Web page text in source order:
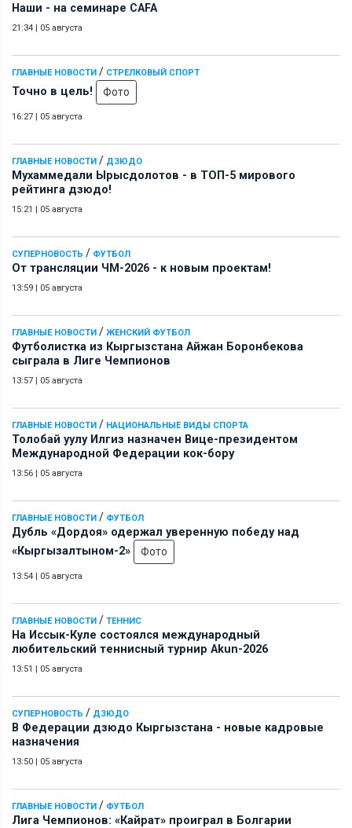
Наши - на семинаре СAFA
21:34 | 05 августа
ГЛАВНЫЕ НОВОСТИ / СТРЕЛКОВЫЙ СПОРТ
Точно в цель! Фото
16:27 | 05 августа
ГЛАВНЫЕ НОВОСТИ / ДЗЮДО
Мухаммедали Ырысдолотов - в ТОП-5 мирового
рейтинга дзюдо!
15:21 | 05 августа
СУПЕРНОВОСТЬ / ФУТБОЛ
От трансляции ЧМ-2026 - к новым проектам!
13:59 | 05 августа
ГЛАВНЫЕ НОВОСТИ / ЖЕНСКИЙ ФУТБОЛ
Футболистка из Кыргызстана Айжан Боронбекова
сыграла в Лиге Чемпионов
13:57 | 05 августа
ГЛАВНЫЕ НОВОСТИ / НАЦИОНАЛЬНЫЕ ВИДЫ СПОРТА
Толобай уулу Илгиз назначен Вице-президентом
Международной Федерации кок-бору
13:56 | 05 августа
ГЛАВНЫЕ НОВОСТИ / ФУТБОЛ
Дубль «Дордоя» одержал уверенную победу над
«Кыргызалтыном-2»
Фото
13:54 | 05 августа
ГЛАВНЫЕ НОВОСТИ / ТЕННИС
На Иссык-Куле состоялся международный
любительский теннисный турнир Akun-2026
13:51 | 05 августа
СУПЕРНОВОСТЬ / ДЗЮДО
В Федерации дзюдо Кыргызстана - новые кадровые
назначения
13:50 | 05 августа
ГЛАВНЫЕ НОВОСТИ / ФУТБОЛ
Лига Чемпионов: «Кайрат» проиграл в Болгарии